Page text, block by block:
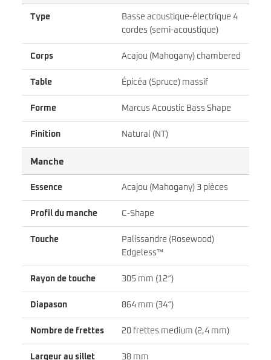
Type
Basse acoustique-électrique 4
cordes (semi-acoustique)
Corps Acajou (Mahogany) chambered
Table Épicéa (Spruce) massif
Forme Marcus Acoustic Bass Shape
Finition Natural (NT)
Manche
Essence Acajou (Mahogany) 3 pièces
Profil du manche C-Shape
Touche
Palissandre (Rosewood)
Edgeless™
Rayon de touche 305 mm (12″)
Diapason 864 mm (34″)
Nombre de frettes 20 frettes medium (2,4 mm)
Largeur au sillet 38 mm